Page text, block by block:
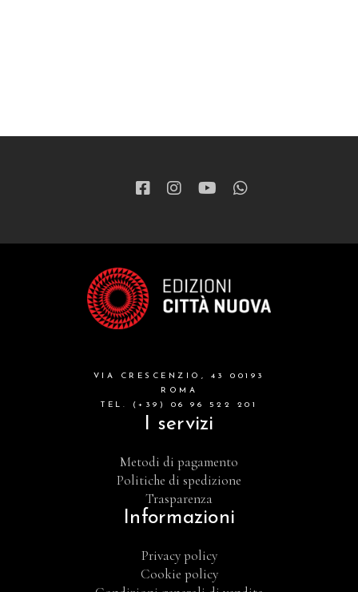
VIA CRESCENZIO, 43 00193
ROMA
TEL. (+39) 06 96 522 201
I servizi
Metodi di pagamento
Politiche di spedizione
Trasparenza
Informazioni
Privacy policy
Cookie policy